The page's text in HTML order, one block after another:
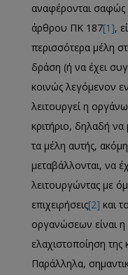
αναφέρονται σαφώς
άρθρου ΠΚ 187[1],
περισσότερα μέλη
δράση (ή να έχει
κοινώς λεγόμενον
λειτουργεί η
κριτήριο, δηλαδή να
τα μέλη αυτής, ακόμη
μεταβάλλονται, να
λειτουργώντας με
επιχειρήσεις[2] και
οργανώσεων είναι η
ελαχιστοποίηση της
Παράλληλα,